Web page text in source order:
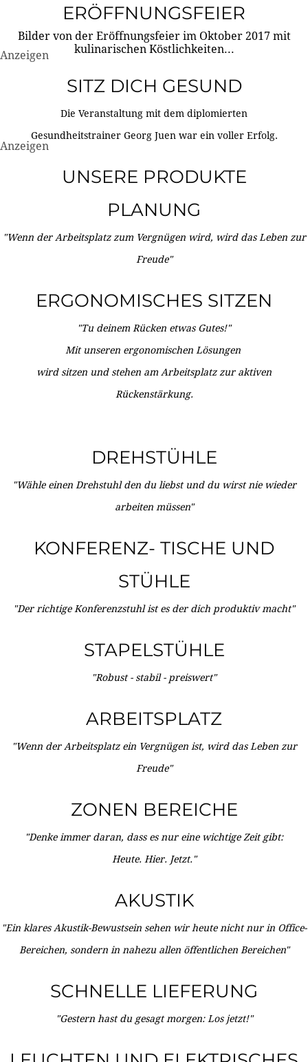
ERÖFFNUNGSFEIER
Bilder von der Eröffnungsfeier im Oktober 2017 mit
kulinarischen Köstlichkeiten...
Anzeigen
SITZ DICH GESUND
Die Veranstaltung mit dem diplomierten
Gesundheitstrainer Georg Juen war ein voller Erfolg.
Anzeigen
UNSERE PRODUKTE
PLANUNG
"Wenn der Arbeitsplatz zum Vergnügen wird, wird das Leben zur
Freude"
ERGONOMISCHES SITZEN
"Tu deinem Rücken etwas Gutes!"
Mit unseren ergonomischen Lösungen
wird sitzen und stehen am Arbeitsplatz zur aktiven
Rückenstärkung.
DREHSTÜHLE
"Wähle einen Drehstuhl den du liebst und du wirst nie wieder
arbeiten müssen"
KONFERENZ- TISCHE UND
STÜHLE
"Der richtige Konferenzstuhl ist es der dich produktiv macht"
STAPELSTÜHLE
"Robust - stabil - preiswert"
ARBEITSPLATZ
"Wenn der Arbeitsplatz ein Vergnügen ist, wird das Leben zur
Freude"
ZONEN BEREICHE
"Denke immer daran, dass es nur eine wichtige Zeit gibt:
Heute. Hier. Jetzt."
AKUSTIK
"Ein klares Akustik-Bewustsein sehen wir heute nicht nur in Office-
Bereichen, sondern in nahezu allen öffentlichen Bereichen"
SCHNELLE LIEFERUNG
"Gestern hast du gesagt morgen: Los jetzt!"